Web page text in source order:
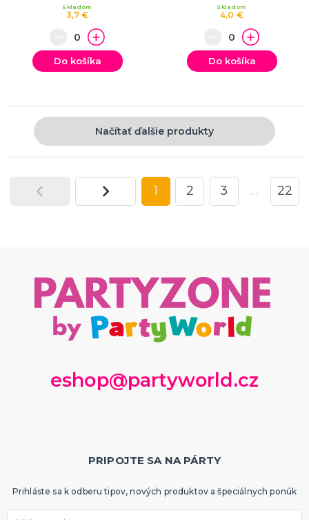
3,7 €
Skladom
Do košíka
4,0 €
Skladom
Do košíka
Načítať ďalšie produkty
1 2 3 … 22
eshop@partyworld.cz
PRIPOJTE SA NA PÁRTY
Prihláste sa k odberu tipov, nových produktov a špeciálnych ponúk